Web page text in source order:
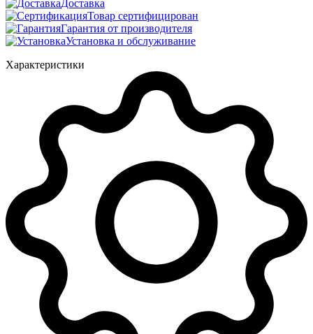
Доставка
Товар сертифицирован
Гарантия от производителя
Установка и обслуживание
Характеристики